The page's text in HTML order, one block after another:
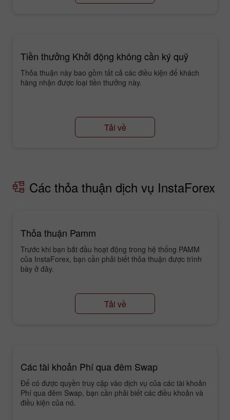
Tiền thưởng Khởi động không cần ký quỹ
Thỏa thuận này bao gồm tất cả các điều kiện để khách
hàng nhận được loại tiền thưởng này.
Tải về
Các thỏa thuận dịch vụ InstaForex
Thỏa thuận Pamm
Trước khi bạn bắt đầu hoạt động trong hệ thống PAMM
của InstaForex, bạn cần phải biết thỏa thuận được trình
bày ở đây.
Tải về
Các tài khoản Phí qua đêm Swap
Để có được quyền truy cập vào dịch vụ của các tài khoản
Phí qua đêm Swap, bạn cần phải biết các điều khoản và
điều kiện của nó.